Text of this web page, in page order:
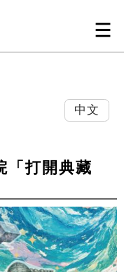
中文
「打開典藏